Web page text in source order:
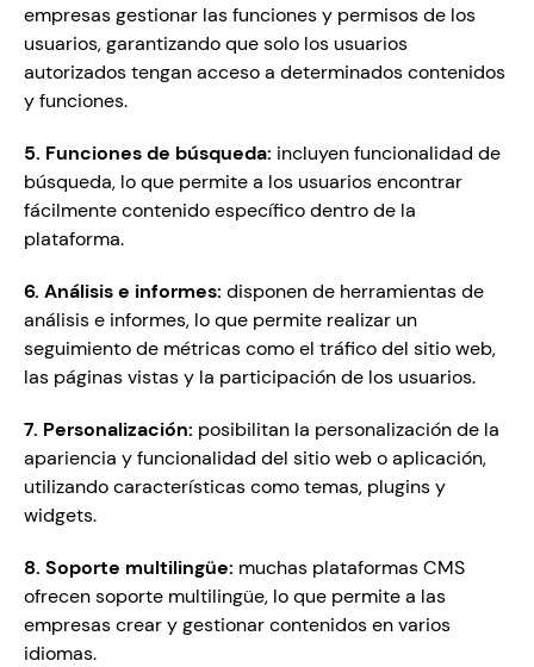
empresas gestionar las funciones y permisos de los
usuarios, garantizando que solo los usuarios
autorizados tengan acceso a determinados contenidos
y funciones.
5. Funciones de búsqueda: incluyen funcionalidad de
búsqueda, lo que permite a los usuarios encontrar
fácilmente contenido específico dentro de la
plataforma.
6. Análisis e informes: disponen de herramientas de
análisis e informes, lo que permite realizar un
seguimiento de métricas como el tráfico del sitio web,
las páginas vistas y la participación de los usuarios.
7. Personalización: posibilitan la personalización de la
apariencia y funcionalidad del sitio web o aplicación,
utilizando características como temas, plugins y
widgets.
8. Soporte multilingüe: muchas plataformas CMS
ofrecen soporte multilingüe, lo que permite a las
empresas crear y gestionar contenidos en varios
idiomas.